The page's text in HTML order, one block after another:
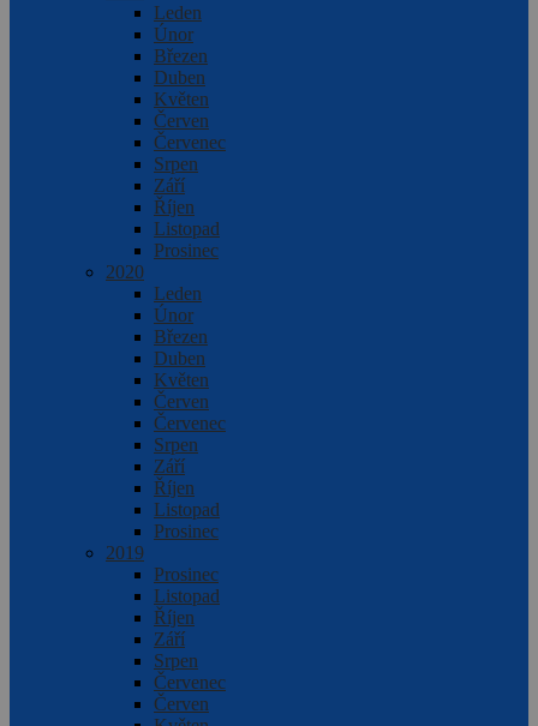
Leden
Únor
Březen
Duben
Květen
Červen
Červenec
Srpen
Září
Říjen
Listopad
Prosinec
2020
Leden
Únor
Březen
Duben
Květen
Červen
Červenec
Srpen
Září
Říjen
Listopad
Prosinec
2019
Prosinec
Listopad
Říjen
Září
Srpen
Červenec
Červen